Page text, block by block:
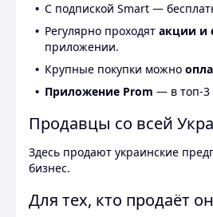
С подпиской Smart —
Регулярно проходят акции и
приложении.
Крупные покупки можно
Приложение Prom — в топ-3
Продавцы со всей
Здесь продают украинские
бизнес.
Для тех, кто продаёт